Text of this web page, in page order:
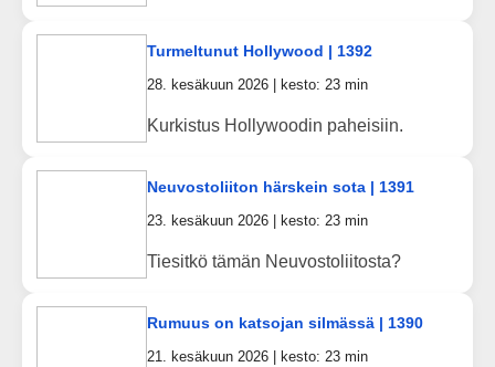
Turmeltunut Hollywood | 1392
28. kesäkuun 2026 | kesto: 23 min
Kurkistus Hollywoodin paheisiin.
Neuvostoliiton härskein sota | 1391
23. kesäkuun 2026 | kesto: 23 min
Tiesitkö tämän Neuvostoliitosta?
Rumuus on katsojan silmässä | 1390
21. kesäkuun 2026 | kesto: 23 min